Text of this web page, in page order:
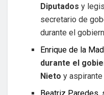
Diputados y
secretario de
durante el
Enrique de la
durante el
Nietoy
Beatriz Paredes,